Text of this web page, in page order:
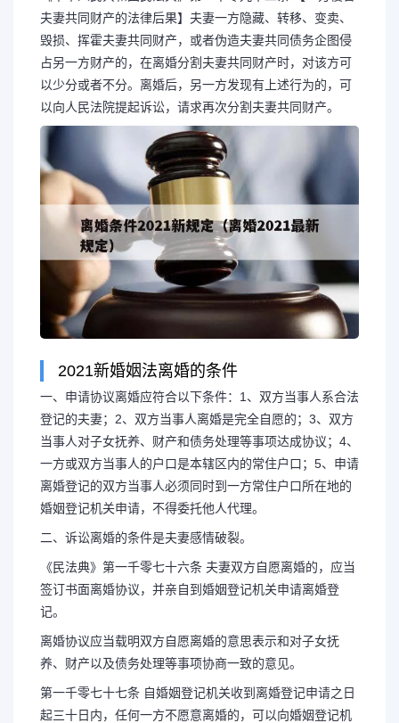
夫妻共同财产的法律后果】夫妻一方隐藏、转移、变卖、
毁损、挥霍夫妻共同财产，或者伪造夫妻共同债务企图侵
占另一方财产的，在离婚分割夫妻共同财产时，对该方可
以少分或者不分。离婚后，另一方发现有上述行为的，可
以向人民法院提起诉讼，请求再次分割夫妻共同财产。
2021新婚姻法离婚的条件
一、申请协议离婚应符合以下条件：1、双方当事人系合法
登记的夫妻；2、双方当事人离婚是完全自愿的；3、双方
当事人对子女抚养、财产和债务处理等事项达成协议；4、
一方或双方当事人的户口是本辖区内的常住户口；5、申请
离婚登记的双方当事人必须同时到一方常住户口所在地的
婚姻登记机关申请，不得委托他人代理。
二、诉讼离婚的条件是夫妻感情破裂。
《民法典》第一千零七十六条 夫妻双方自愿离婚的，应当
签订书面离婚协议，并亲自到婚姻登记机关申请离婚登
记。
离婚协议应当载明双方自愿离婚的意思表示和对子女抚
养、财产以及债务处理等事项协商一致的意见。
第一千零七十七条 自婚姻登记机关收到离婚登记申请之日
起三十日内，任何一方不愿意离婚的，可以向婚姻登记机